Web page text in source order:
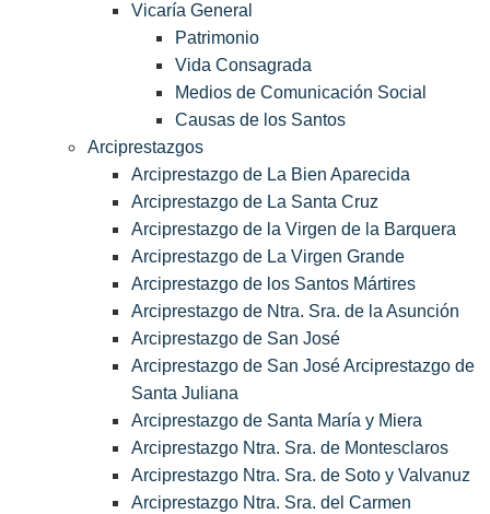
Vicaría General
Patrimonio
Vida Consagrada
Medios de Comunicación Social
Causas de los Santos
Arciprestazgos
Arciprestazgo de La Bien Aparecida
Arciprestazgo de La Santa Cruz
Arciprestazgo de la Virgen de la Barquera
Arciprestazgo de La Virgen Grande
Arciprestazgo de los Santos Mártires
Arciprestazgo de Ntra. Sra. de la Asunción
Arciprestazgo de San José
Arciprestazgo de San José Arciprestazgo de
Santa Juliana
Arciprestazgo de Santa María y Miera
Arciprestazgo Ntra. Sra. de Montesclaros
Arciprestazgo Ntra. Sra. de Soto y Valvanuz
Arciprestazgo Ntra. Sra. del Carmen